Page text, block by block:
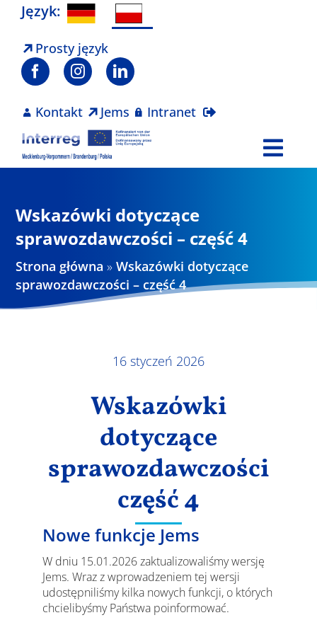
Skip
content
Język:
Prosty język
Kontakt Jems Intranet
Projekty
Aktualności
Wskazówki dotyczące
sprawozdawczości – część 4
Strona główna »Wskazówki dotyczące
sprawozdawczości – część 4
16 styczeń 2026
Wskazówki
dotyczące
sprawozdawczości
część 4
Nowe funkcje Jems
W dniu 15.01.2026 zaktualizowaliśmy wersję
Jems. Wraz z wprowadzeniem tej wersji
udostępniliśmy kilka nowych funkcji, o których
chcielibyśmy Państwa poinformować.